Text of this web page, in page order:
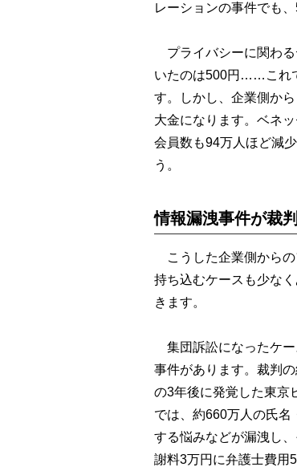
レーションの事件でも
プライバシーに関わる
いたのは500円……これ
す。しかし、企業側か
大金になります。ベネ
会員数も94万人ほど減
う。
情報漏洩事件が裁
こうした企業側からの
持ち込むケースも少な
きます。
集団訴訟になったケー
事件があります。裁判
の3年後に発覚した東京
では、約660万人の氏名
する悩みなどが漏洩し
謝料3万円に弁護士費用